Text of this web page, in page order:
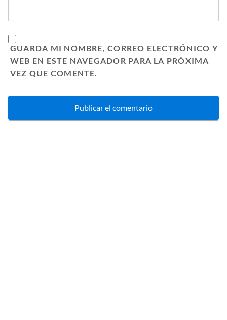
GUARDA MI NOMBRE, CORREO ELECTRÓNICO Y
WEB EN ESTE NAVEGADOR PARA LA PRÓXIMA
VEZ QUE COMENTE.